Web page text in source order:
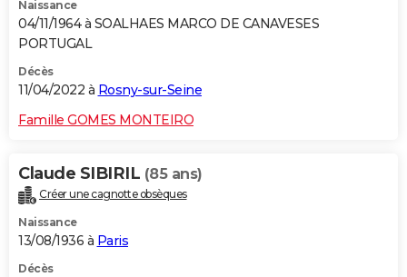
Naissance
04/11/1964 à SOALHAES MARCO DE CANAVESES
PORTUGAL
Décès
11/04/2022 à Rosny-sur-Seine
Famille GOMES MONTEIRO
Claude SIBIRIL (85 ans)
Créer une cagnotte obsèques
Naissance
13/08/1936 à Paris
Décès